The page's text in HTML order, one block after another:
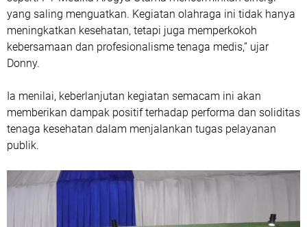
yang saling menguatkan. Kegiatan olahraga ini tidak hanya
meningkatkan kesehatan, tetapi juga memperkokoh
kebersamaan dan profesionalisme tenaga medis,” ujar
Donny.
Ia menilai, keberlanjutan kegiatan semacam ini akan
memberikan dampak positif terhadap performa dan soliditas
tenaga kesehatan dalam menjalankan tugas pelayanan
publik.